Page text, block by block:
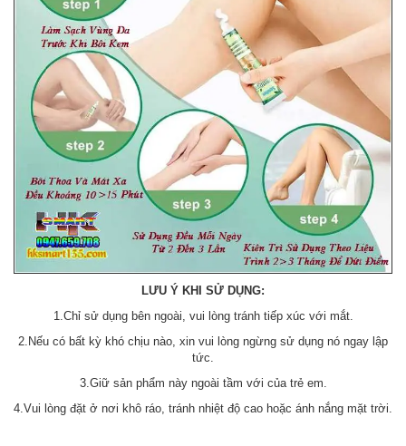
LƯU Ý KHI SỬ DỤNG:
1.Chỉ sử dụng bên ngoài, vui lòng tránh tiếp xúc với mắt.
2.Nếu có bất kỳ khó chịu nào, xin vui lòng ngừng sử dụng nó ngay lập
tức.
3.Giữ sản phẩm này ngoài tầm với của trẻ em.
4.Vui lòng đặt ở nơi khô ráo, tránh nhiệt độ cao hoặc ánh nắng mặt trời.